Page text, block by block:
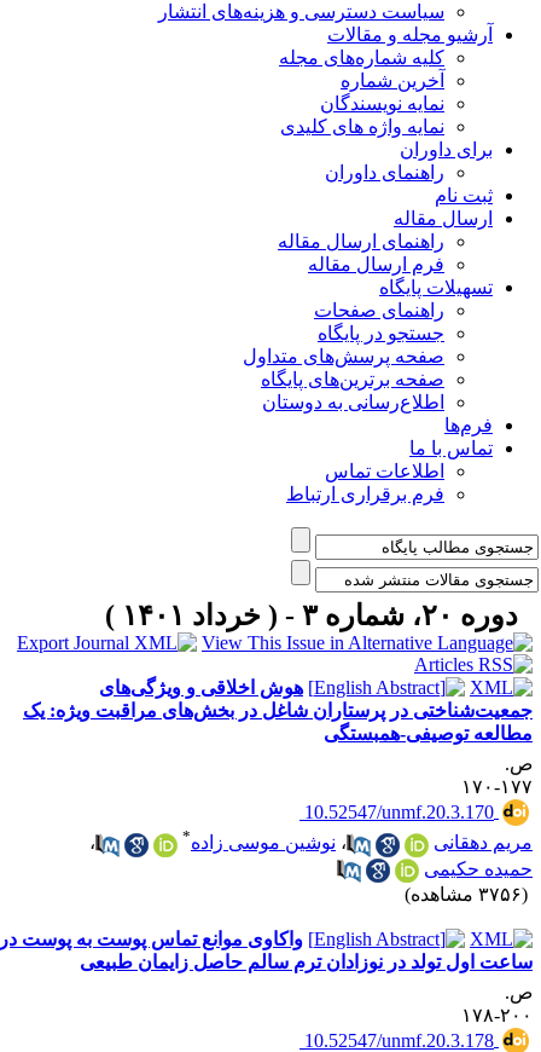
سیاست دسترسی و هزینه‌های انتشار
آرشیو مجله و مقالات
کلیه شماره‌های مجله
آخرین شماره
نمایه نویسندگان
نمایه واژه های کلیدی
برای داوران
راهنمای داوران
ثبت نام
ارسال مقاله
راهنمای ارسال مقاله
فرم ارسال مقاله
تسهیلات پایگاه
راهنمای صفحات
جستجو در پایگاه
صفحه پرسش‌های متداول
صفحه برترین‌های پایگاه
اطلاع‌رسانی به دوستان
فرم‌ها
تماس با ما
اطلاعات تماس
فرم برقراری ارتباط
دوره ۲۰، شماره ۳ - ( خرداد ۱۴۰۱ )
هوش اخلاقی و ویژگی‌های
در پرستاران شاغل در بخش‌های مراقبت ویژه: یک
توصیفی-همبستگی
۱۷۰
‎ 10.52547/unmf.20.3.170
دهقانی
،نوشین موسی زاده*
،
حکیمی
واکاوی موانع تماس پوست به پوست در
اول تولد در نوزادان ترم سالم حاصل زایمان طبیعی
۱۷۸
‎ 10.52547/unmf.20.3.178